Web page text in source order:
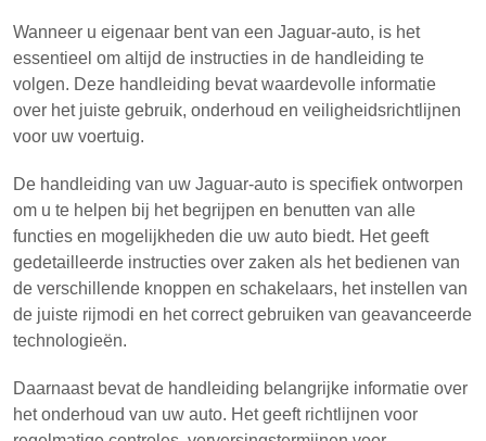
Wanneer u eigenaar bent van een Jaguar-auto, is het
essentieel om altijd de instructies in de handleiding te
volgen. Deze handleiding bevat waardevolle informatie
over het juiste gebruik, onderhoud en veiligheidsrichtlijnen
voor uw voertuig.
De handleiding van uw Jaguar-auto is specifiek ontworpen
om u te helpen bij het begrijpen en benutten van alle
functies en mogelijkheden die uw auto biedt. Het geeft
gedetailleerde instructies over zaken als het bedienen van
de verschillende knoppen en schakelaars, het instellen van
de juiste rijmodi en het correct gebruiken van geavanceerde
technologieën.
Daarnaast bevat de handleiding belangrijke informatie over
het onderhoud van uw auto. Het geeft richtlijnen voor